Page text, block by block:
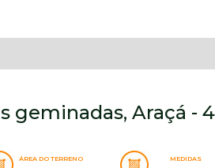
geminadas, Araçá -
ÁREA DO TERRENO MEDIDAS